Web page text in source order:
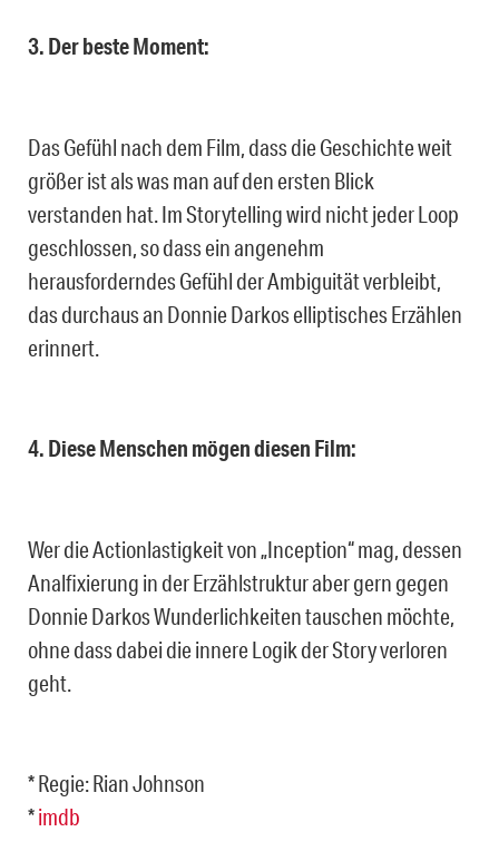
3. Der beste Moment:
Das Gefühl nach dem Film, dass die Geschichte weit
größer ist als was man auf den ersten Blick
verstanden hat. Im Storytelling wird nicht jeder Loop
geschlossen, so dass ein angenehm
herausforderndes Gefühl der Ambiguität verbleibt,
das durchaus an Donnie Darkos elliptisches Erzählen
erinnert.
4. Diese Menschen mögen diesen Film:
Wer die Actionlastigkeit von „Inception“ mag, dessen
Analfixierung in der Erzählstruktur aber gern gegen
Donnie Darkos Wunderlichkeiten tauschen möchte,
ohne dass dabei die innere Logik der Story verloren
geht.
* Regie: Rian Johnson
*imdb